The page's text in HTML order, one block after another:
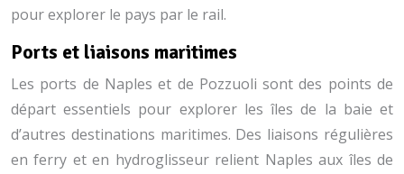
pour explorer le pays par le rail.
Ports et liaisons maritimes
Les ports de Naples et de Pozzuoli sont des points de
départ essentiels pour explorer les îles de la baie et
d’autres destinations maritimes. Des liaisons régulières
en ferry et en hydroglisseur relient Naples aux îles de